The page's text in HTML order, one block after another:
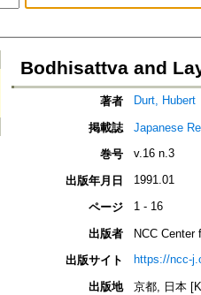
Bodhisattva and
著者 Durt, Hubert
掲載誌
Japanese
巻号
v.16 n.3
出版年月日 1991.01
ページ 1 - 16
出版者
NCC
出版サイト
https://ncc-
出版地
京都, 日本